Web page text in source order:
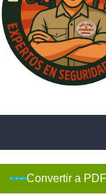
La
FGV
🗞️
🚨
UCSP.
Convertir a PDF